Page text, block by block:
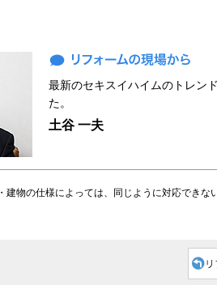
最新のセキスイハイムのトレン
た。
土谷 一夫
物の仕様によっては、同じように対応でき